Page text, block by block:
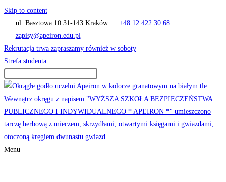
Skip to content
ul. Basztowa 10 31-143 Kraków
+48 12 422 30 68
zapisy@apeiron.edu.pl
Rekrutacja trwa zapraszamy również w soboty
Strefa studenta
Menu